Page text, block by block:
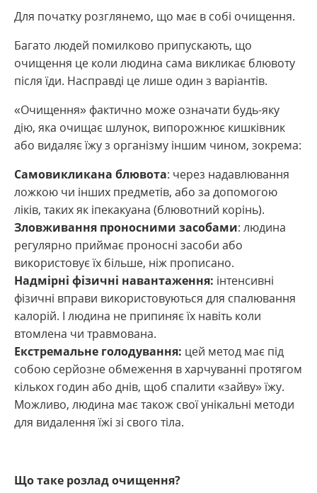
Для початку розглянемо, що має в собі очищення.
Багато людей помилково припускають, що
очищення це коли людина сама викликає блювоту
після їди. Насправді це лише один з варіантів.
«Очищення» фактично може означати будь-яку
дію, яка очищає шлунок, випорожнює кишківник
або видаляє їжу з організму іншим чином, зокрема:
Самовикликана блювота: через надавлювання
ложкою чи інших предметів, або за допомогою
ліків, таких як іпекакуана (блювотний корінь).
Зловживання проносними засобами: людина
регулярно приймає проносні засоби або
використовує їх більше, ніж прописано.
Надмірні фізичні навантаження: інтенсивні
фізичні вправи використовуються для спалювання
калорій. І людина не припиняє їх навіть коли
втомлена чи травмована.
Екстремальне голодування: цей метод має під
собою серйозне обмеження в харчуванні протягом
кількох годин або днів, щоб спалити «зайву» їжу.
Можливо, людина має також свої унікальні методи
для видалення їжі зі свого тіла.
Що таке розлад очищення?